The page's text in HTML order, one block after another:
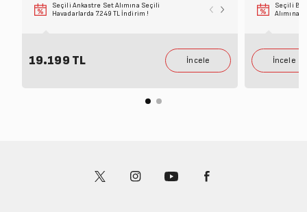
Seçili Ankastre Set Alımına Seçili
Havadarlarda 7.249 TL İndirim !
Seçili
Beraber
19.199 TL
Seçili
Alımına